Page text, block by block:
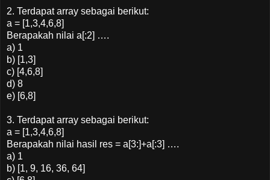
2. Terdapat array sebagai berikut:
a = [1,3,4,6,8]
Berapakah nilai a[:2] ….
a) 1
b) [1,3]
c) [4,6,8]
d) 8
e) [6,8]
3. Terdapat array sebagai berikut:
a = [1,3,4,6,8]
Berapakah nilai hasil res = a[3:]+a[:3] ….
a) 1
b) [1, 9, 16, 36, 64]